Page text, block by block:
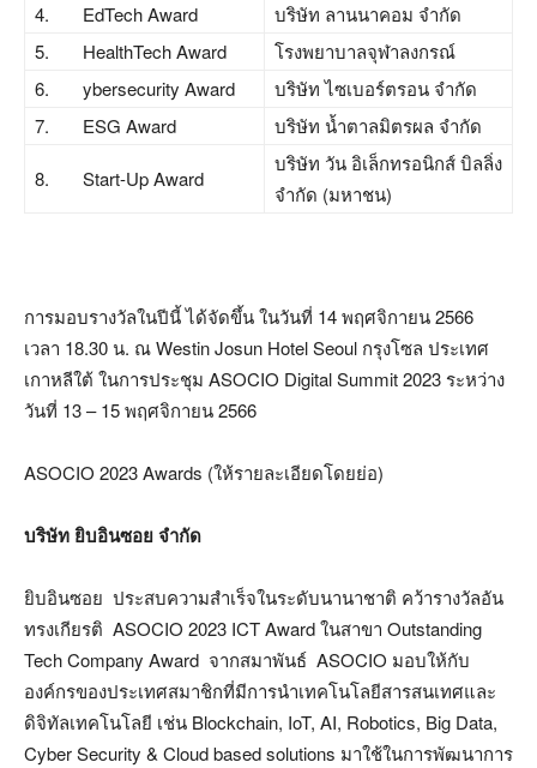
4. EdTech Award
บริษัท ลานนาคอม จำกัด
5. HealthTech Award
โรงพยาบาลจุฬาลงกรณ์
6. ybersecurity Award
บริษัท ไซเบอร์ตรอน จำกัด
7. ESG Award
บริษัท น้ำตาลมิตรผล จำกัด
8. Start-Up Award
บริษัท วัน อิเล็กทรอนิกส์ บิลลิ่ง
จำกัด (มหาชน)
การมอบรางวัลในปีนี้ ได้จัดขึ้น ในวันที่ 14 พฤศจิกายน 2566
เวลา 18.30 น. ณ Westin Josun Hotel Seoul กรุงโซล ประเทศ
เกาหลีใต้ ในการประชุม ASOCIO Digital Summit 2023 ระหว่าง
วันที่ 13 – 15 พฤศจิกายน 2566
ASOCIO 2023 Awards (ให้รายละเอียดโดยย่อ)
บริษัท ยิบอินซอย จำกัด
ยิบอินซอย ประสบความสำเร็จในระดับนานาชาติ คว้ารางวัลอัน
ทรงเกียรติ ASOCIO 2023 ICT Award ในสาขา Outstanding
Tech Company Award จากสมาพันธ์ ASOCIO มอบให้กับ
องค์กรของประเทศสมาชิกที่มีการนำเทคโนโลยีสารสนเทศและ
ดิจิทัลเทคโนโลยี เช่น Blockchain, IoT, AI, Robotics, Big Data,
Cyber Security & Cloud based solutions มาใช้ในการพัฒนาการ